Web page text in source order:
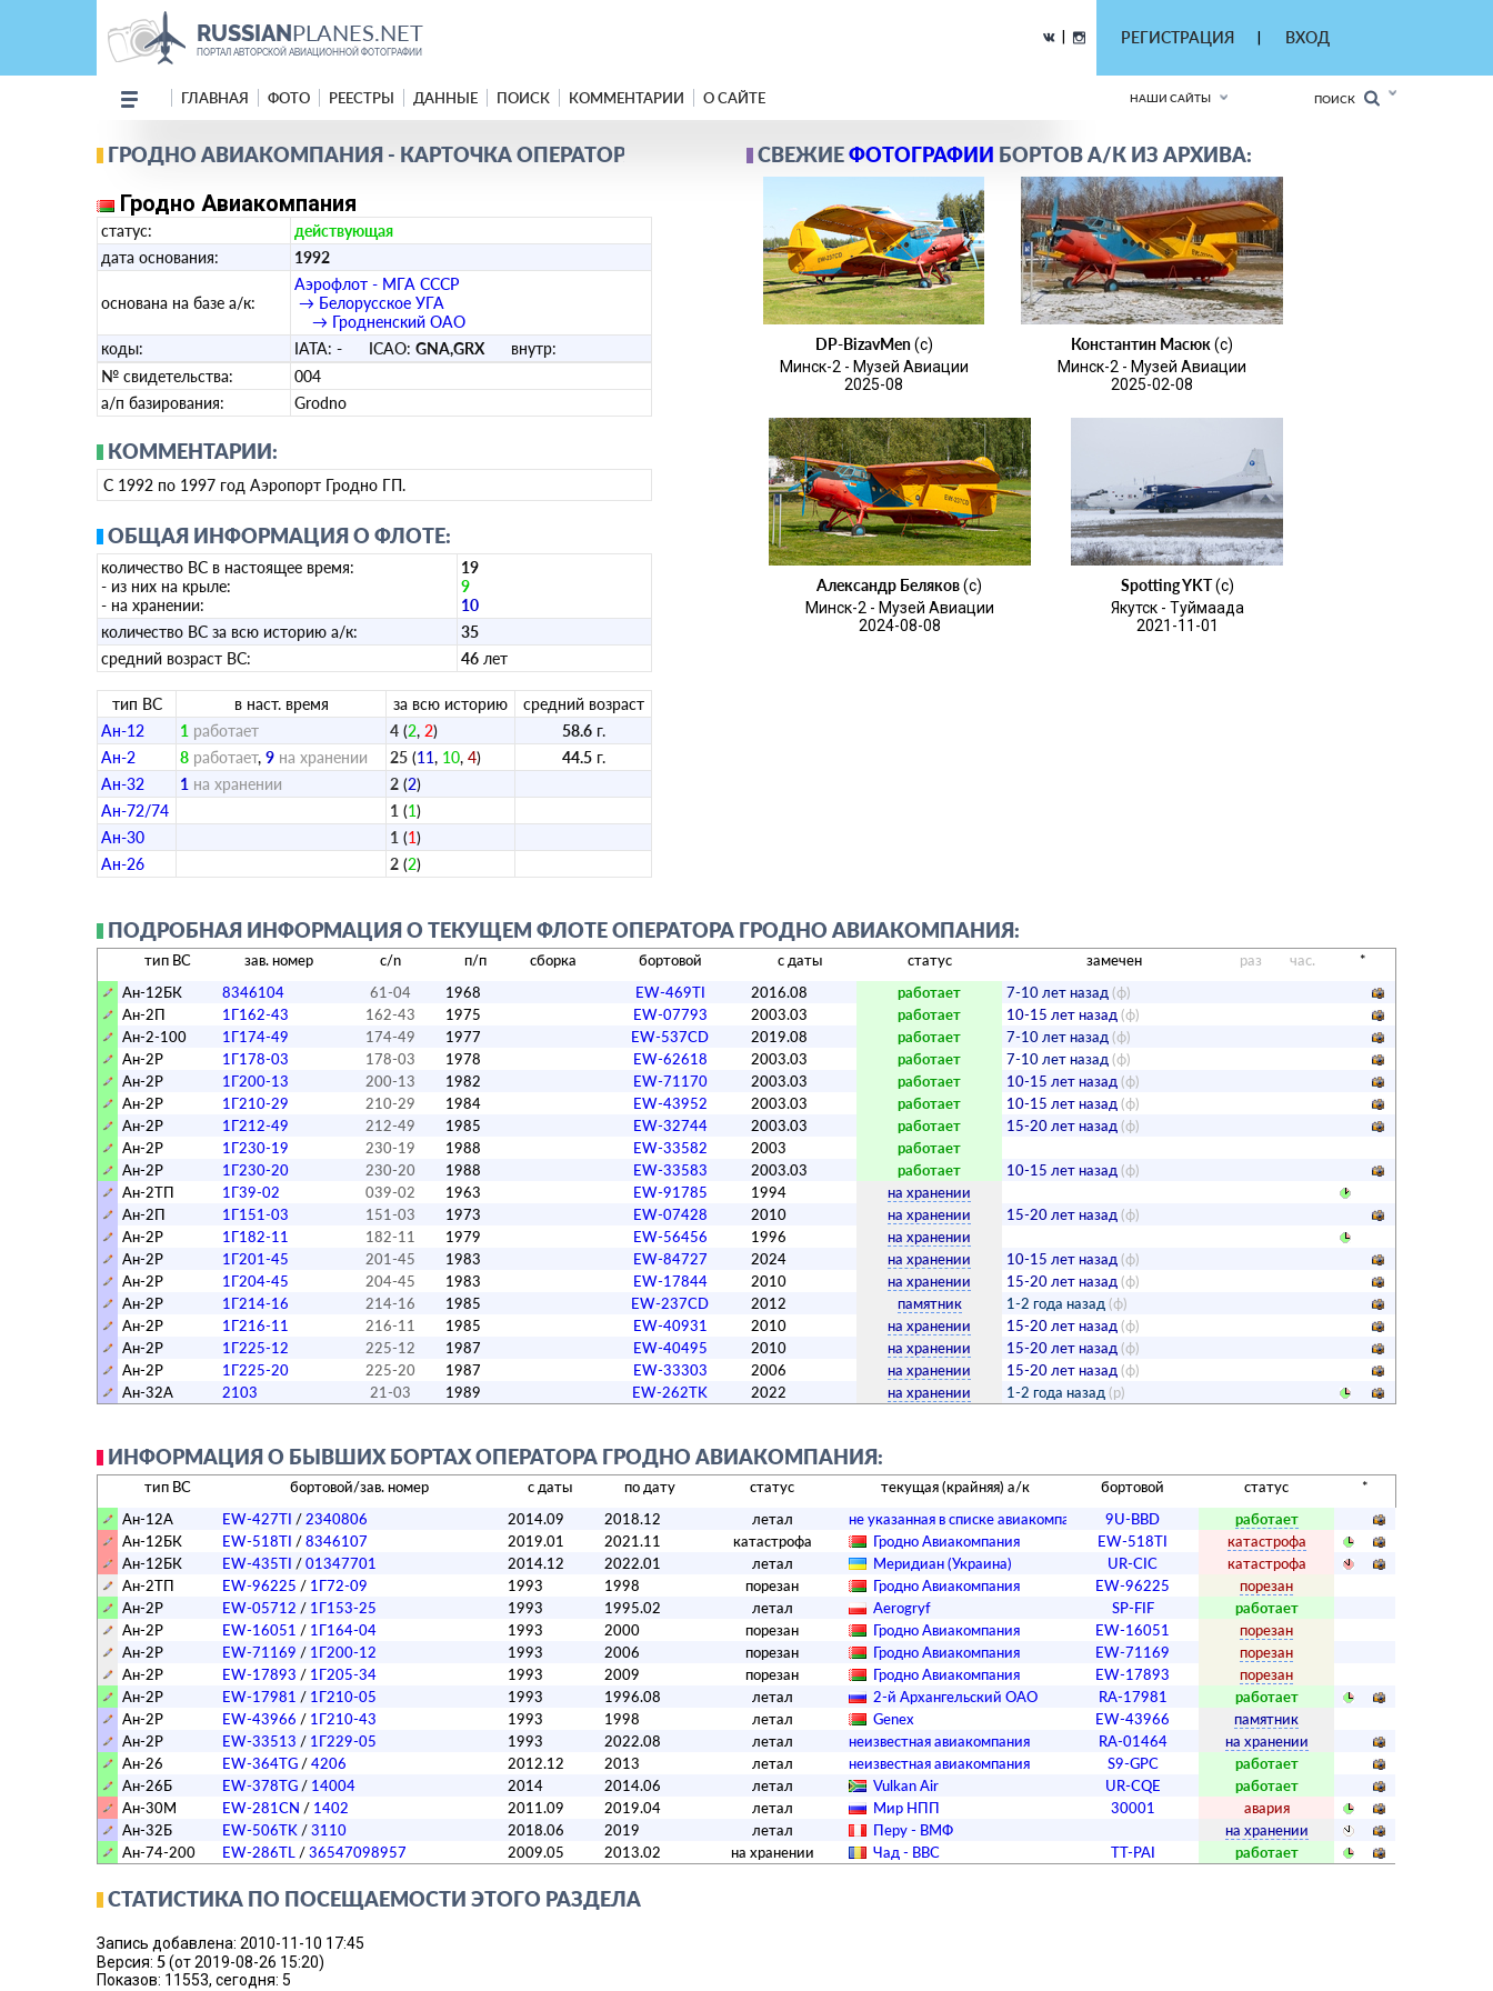
RUSSIANPLANES.NET
ПОРТАЛ АВТОРСКОЙ АВИАЦИОННОЙ ФОТОГРАФИИ
РЕГИСТРАЦИЯ ВХОД
ГЛАВНАЯ ФОТО РЕЕСТРЫ ДАННЫЕ ПОИСК КОММЕНТАРИИ О САЙТЕ НАШИ САЙТЫ ПОИСК
ГРОДНО АВИАКОМПАНИЯ - КАРТОЧКА ОПЕРАТОРА
Гродно Авиакомпания
статус:
действующая
дата основания:
1992
основана на базе а/к:
Аэрофлот - МГА СССР
→ Белорусское УГА
→ Гродненский ОАО
коды:
IATA: - ICAO: GNA,GRX внутр:
№ свидетельства:
004
а/п базирования:
Grodno
КОММЕНТАРИИ:
C 1992 по 1997 год Аэропорт Гродно ГП.
ОБЩАЯ ИНФОРМАЦИЯ О ФЛОТЕ:
количество ВС в настоящее время:
- из них на крыле:
- на хранении:
19
9
10
количество ВС за всю историю а/к:
35
средний возраст ВС:
46 лет
тип ВС в наст. время за всю историю
средний возраст
Ан-12
1 работает 4 (2, 2) 58.6г.
Ан-2
8 работает, 9 на хранении 25 (11, 10, 4) 44.5г.
Ан-32
1 на хранении 2 (2)
Ан-72/74
1 (1)
Ан-30
1 (1)
Ан-26
2 (2)
СВЕЖИЕФОТОГРАФИИ БОРТОВ А/К ИЗ АРХИВА:
DP-BizavMen(c)
Минск-2 - Музей Авиации
2025-08
Константин Масюк (c)
Минск-2 - Музей Авиации
2025-02-08
Александр Беляков(c)
Минск-2 - Музей Авиации
2024-08-08
Spotting YKT(c)
Якутск - Туймаада
2021-11-01
ПОДРОБНАЯ ИНФОРМАЦИЯ О ТЕКУЩЕМ ФЛОТЕ ОПЕРАТОРА ГРОДНО АВИАКОМПАНИЯ:
тип ВС зав. номер c/n п/п сборка бортовой с даты статус замечен раз час.
*
Ан-12БК
8346104 61-04 1968 EW-469TI 2016.08 работает 7-10 лет назад (ф)
Ан-2П
1Г162-43 162-43 1975 EW-07793 2003.03 работает 10-15 лет назад (ф)
Ан-2-100
1Г174-49 174-49 1977 EW-537CD 2019.08 работает 7-10 лет назад (ф)
Ан-2Р
1Г178-03 178-03 1978 EW-62618 2003.03 работает 7-10 лет назад (ф)
Ан-2Р
1Г200-13 200-13 1982 EW-71170 2003.03 работает 10-15 лет назад (ф)
Ан-2Р
1Г210-29 210-29 1984 EW-43952 2003.03 работает 10-15 лет назад (ф)
Ан-2Р
1Г212-49 212-49 1985 EW-32744 2003.03 работает 15-20 лет назад (ф)
Ан-2Р
1Г230-19 230-19 1988 EW-33582 2003
работает
Ан-2Р
1Г230-20 230-20 1988 EW-33583 2003.03 работает 10-15 лет назад (ф)
Ан-2ТП
1Г39-02 039-02 1963 EW-91785 1994
на хранении
Ан-2П
1Г151-03 151-03 1973 EW-07428 2010 на хранении 15-20 лет назад (ф)
Ан-2Р
1Г182-11 182-11 1979 EW-56456 1996
на хранении
Ан-2Р
1Г201-45 201-45 1983 EW-84727 2024 на хранении 10-15 лет назад (ф)
Ан-2Р
1Г204-45 204-45 1983 EW-17844 2010 на хранении 15-20 лет назад (ф)
Ан-2Р
1Г214-16 214-16 1985 EW-237CD 2012 памятник 1-2 года назад (ф)
Ан-2Р
1Г216-11 216-11 1985 EW-40931 2010 на хранении 15-20 лет назад (ф)
Ан-2Р
1Г225-12 225-12 1987 EW-40495 2010 на хранении 15-20 лет назад (ф)
Ан-2Р
1Г225-20 225-20 1987 EW-33303 2006 на хранении 15-20 лет назад (ф)
Ан-32А
2103 21-03 1989 EW-262TK 2022 на хранении 1-2 года назад (р)
ИНФОРМАЦИЯ О БЫВШИХ БОРТАХ ОПЕРАТОРА ГРОДНО АВИАКОМПАНИЯ:
тип ВС бортовой/зав. номер с даты по дату статус текущая (крайняя) а/к бортовой статус
*
Ан-12А
EW-427TI /2340806 2014.09 2018.12 летал ­не указанная в списке авиакомпания­ 9U-BBD
работает
Ан-12БК
EW-518TI /8346107 2019.01 2021.11 катастрофа Гродно Авиакомпания EW-518TI
катастрофа
Ан-12БК
EW-435TI /01347701 2014.12 2022.01 летал Меридиан (Украина) UR-CIC
катастрофа
Ан-2ТП
EW-96225 / 1Г72-09 1993 1998 порезан Гродно Авиакомпания EW-96225
порезан
Ан-2Р
EW-05712 / 1Г153-25 1993 1995.02 летал Aerogryf SP-FIF
работает
Ан-2Р
EW-16051 / 1Г164-04 1993 2000 порезан Гродно Авиакомпания EW-16051
порезан
Ан-2Р
EW-71169 / 1Г200-12 1993 2006 порезан Гродно Авиакомпания EW-71169
порезан
Ан-2Р
EW-17893 / 1Г205-34 1993 2009 порезан Гродно Авиакомпания EW-17893
порезан
Ан-2Р
EW-17981 / 1Г210-05 1993 1996.08 летал 2-й Архангельский ОАО RA-17981
работает
Ан-2Р
EW-43966 / 1Г210-43 1993 1998 летал Genex EW-43966
памятник
Ан-2Р
EW-33513 / 1Г229-05 1993 2022.08 летал ­неизвестная авиакомпания­ RA-01464
на хранении
Ан-26
EW-364TG /4206 2012.12 2013 летал ­неизвестная авиакомпания­ S9-GPC
работает
Ан-26Б
EW-378TG / 14004 2014 2014.06 летал Vulkan Air UR-CQE
работает
Ан-30М
EW-281CN / 1402 2011.09 2019.04 летал Мир НПП 30001
авария
Ан-32Б
EW-506TK /3110 2018.06 2019 летал Перу - ВМФ
на хранении
Ан-74-200
EW-286TL /36547098957 2009.05 2013.02 на хранении Чад - ВВС TT-PAI работает
СТАТИСТИКА ПО ПОСЕЩАЕМОСТИ ЭТОГО РАЗДЕЛА
Запись добавлена: 2010-11-10 17:45
Версия: 5(от 2019-08-26 15:20)
Показов: 11553, сегодня: 5